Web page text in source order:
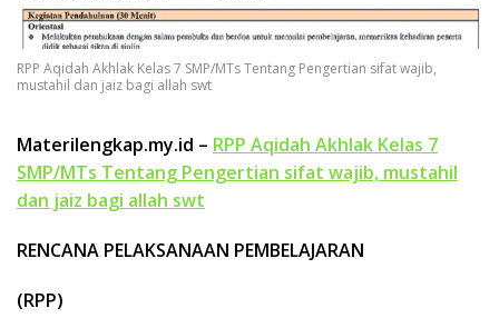
RPP Aqidah Akhlak Kelas 7 SMP/MTs Tentang Pengertian sifat wajib,
mustahil dan jaiz bagi allah swt
Materilengkap.my.id – RPP Aqidah Akhlak Kelas 7
SMP/MTs Tentang Pengertian sifat wajib, mustahil
dan jaiz bagi allah swt
RENCANA PELAKSANAAN PEMBELAJARAN
(RPP)